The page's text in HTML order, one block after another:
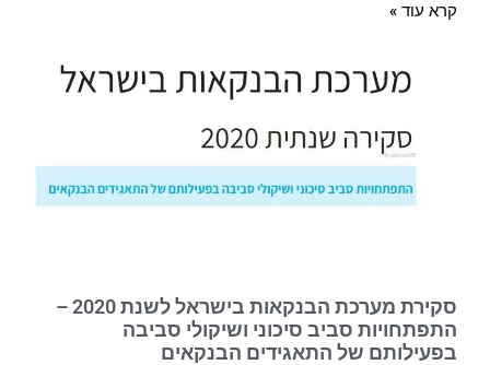
קרא עוד »
סקירת מערכת הבנקאות בישראל לשנת 2020 –
התפתחויות סביב סיכוני ושיקולי סביבה
בפעילותם של התאגידים הבנקאים